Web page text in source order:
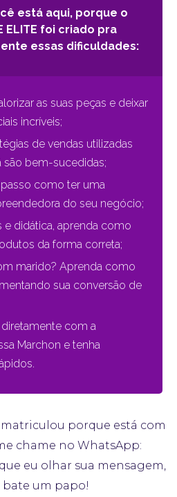
está aqui, porque o
ELITE foi criado pra
essas dificuldades:
as suas peças e deixar
incríveis;
de vendas utilizadas
são bem-sucedidas;
como ter uma
do seu negócio;
e didática, aprenda como
da forma correta;
marido? Aprenda como
sua conversão de
com a
Marchon e tenha
matriculou porque está com
chame no WhatsApp:
que eu olhar sua mensagem,
bate um papo!